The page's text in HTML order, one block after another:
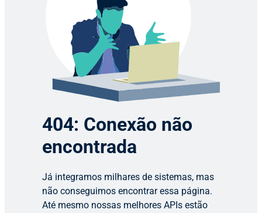
404: Conexão não
encontrada
Já integramos milhares de sistemas, mas
não conseguimos encontrar essa página.
Até mesmo nossas melhores APIs estão